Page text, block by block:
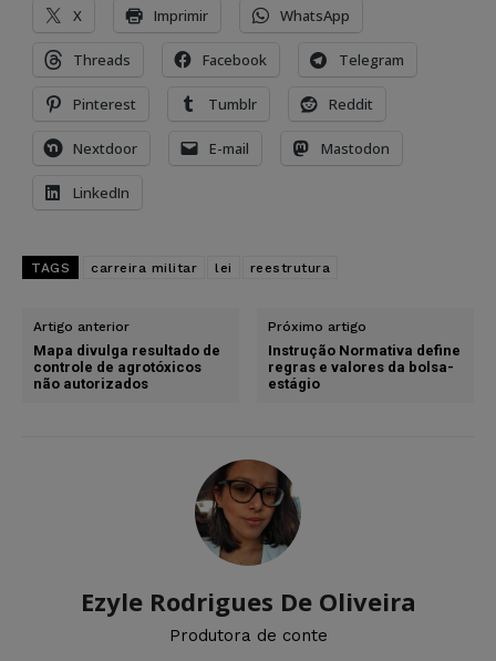
X Imprimir WhatsApp
Threads Facebook Telegram
Pinterest Tumblr Reddit
Nextdoor E-mail Mastodon
LinkedIn
TAGS carreira militar lei reestrutura
Artigo anterior
Mapa divulga resultado de
controle de agrotóxicos
não autorizados
Próximo artigo
Instrução Normativa define
regras e valores da bolsa-
estágio
Ezyle Rodrigues De Oliveira
Produtora de conte